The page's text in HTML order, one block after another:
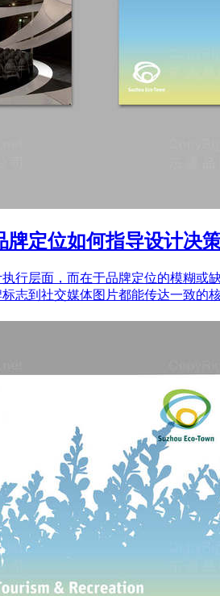
定位如何指导设计决
行层面，而在于品牌定位的模糊
志到社交媒体图片都能传达一致的核